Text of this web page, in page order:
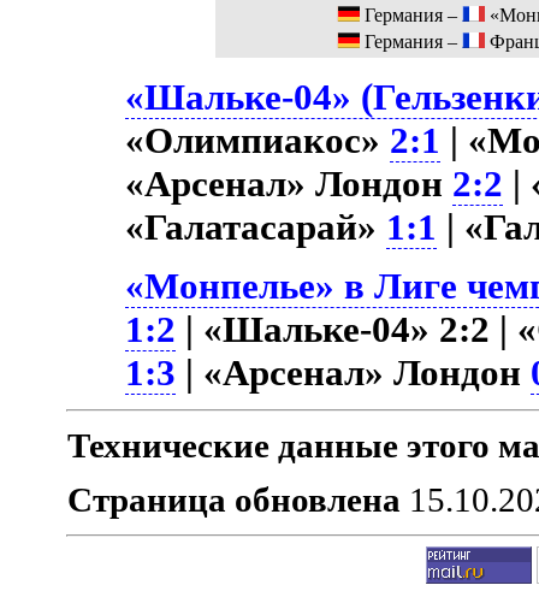
Германия –
Германия –
«Шальке-04»
«Олимпиакос» 2:1 |
«Арсенал» Лондон 2:2 |
«Галатасарай» 1:1 |
«Монпелье» в Лиге
1:2 | «Шальке-04» 2:2 |
1:3 | «Арсенал» Лондон
Технические данные этого
Страница обновлена